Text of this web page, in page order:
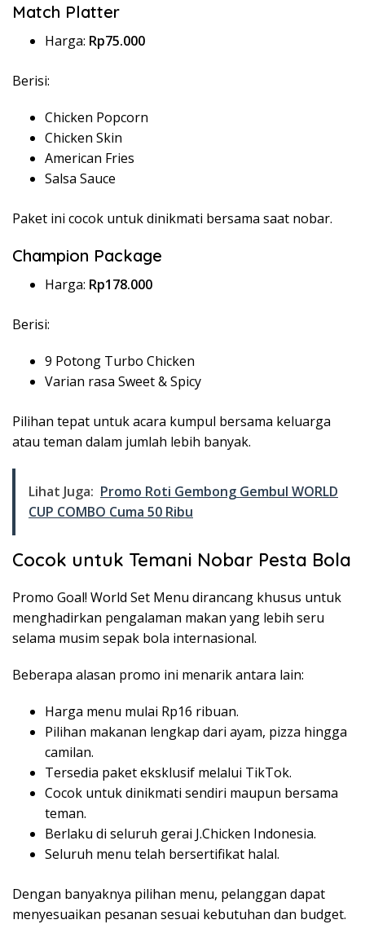
Match Platter
Harga: Rp75.000
Berisi:
Chicken Popcorn
Chicken Skin
American Fries
Salsa Sauce
Paket ini cocok untuk dinikmati bersama saat nobar.
Champion Package
Harga: Rp178.000
Berisi:
9 Potong Turbo Chicken
Varian rasa Sweet & Spicy
Pilihan tepat untuk acara kumpul bersama keluarga
atau teman dalam jumlah lebih banyak.
Lihat Juga: Promo Roti Gembong Gembul WORLD
CUP COMBO Cuma 50 Ribu
Cocok untuk Temani Nobar Pesta Bola
Promo Goal! World Set Menu dirancang khusus untuk
menghadirkan pengalaman makan yang lebih seru
selama musim sepak bola internasional.
Beberapa alasan promo ini menarik antara lain:
Harga menu mulai Rp16 ribuan.
Pilihan makanan lengkap dari ayam, pizza hingga
camilan.
Tersedia paket eksklusif melalui TikTok.
Cocok untuk dinikmati sendiri maupun bersama
teman.
Berlaku di seluruh gerai J.Chicken Indonesia.
Seluruh menu telah bersertifikat halal.
Dengan banyaknya pilihan menu, pelanggan dapat
menyesuaikan pesanan sesuai kebutuhan dan budget.